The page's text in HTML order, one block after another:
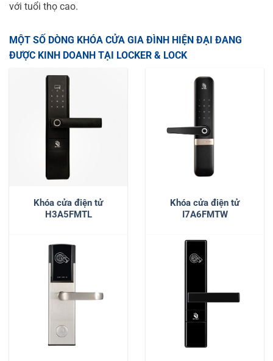
với tuổi thọ cao.
MỘT SỐ DÒNG KHÓA CỬA GIA ĐÌNH HIỆN ĐẠI ĐANG
ĐƯỢC KINH DOANH TẠI LOCKER & LOCK
Khóa cửa điện tử
H3A5FMTL
Khóa cửa điện tử
I7A6FMTW